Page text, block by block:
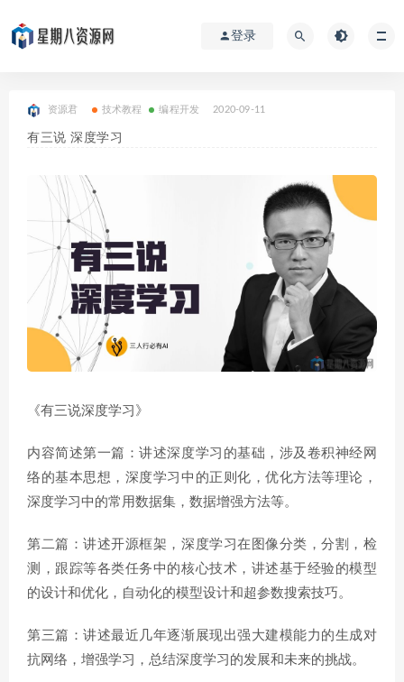
登录
资源君 技术教程 编程开发 2020-09-11
有三说 深度学习
《有三说深度学习》
内容简述第一篇：讲述深度学习的基础，涉及卷积神经网
络的基本思想，深度学习中的正则化，优化方法等理论，
深度学习中的常用数据集，数据增强方法等。
第二篇：讲述开源框架，深度学习在图像分类，分割，检
测，跟踪等各类任务中的核心技术，讲述基于经验的模型
的设计和优化，自动化的模型设计和超参数搜索技巧。
第三篇：讲述最近几年逐渐展现出强大建模能力的生成对
抗网络，增强学习，总结深度学习的发展和未来的挑战。